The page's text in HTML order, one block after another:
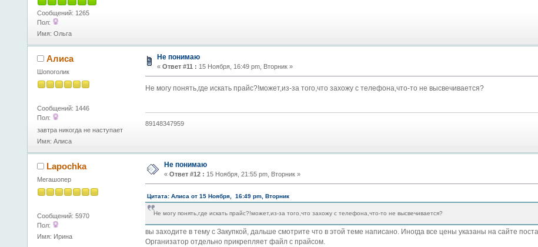
Сообщений: 1265
Пол:
Имя: Ольга
Алиса
Шопоголик
Сообщений: 1446
Пол:
завтра никогда не наступает
Имя: Алиса
Не понимаю
« Ответ #11 : 15 Ноября, 16:49 pm, Вторник »
Не могу понять,где искать прайс?!может,из-за того,что захожу с телефона,что-то не высвечивается?
89148347959
Lapochka
Мегашопер
Сообщений: 5970
Пол:
Имя: Ирина
Не понимаю
« Ответ #12 : 15 Ноября, 21:55 pm, Вторник »
Цитата: Алиса от 15 Ноября, 16:49 pm, Вторник
Не могу понять,где искать прайс?!может,из-за того,что захожу с телефона,что-то не высвечивается?
вы заходите в тему с Закупкой, дальше смотрите что в этой теме написано. Иногда все цены указаны на сайте
Организатор отдельно прикрепляет файл с прайсом.